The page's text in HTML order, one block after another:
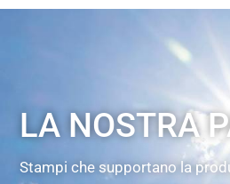
LA NOSTRA
Stampi che supportano la